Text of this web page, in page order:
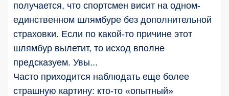
получается, что спортсмен висит на одном-
единственном шлямбуре без дополнительной
страховки. Если по какой-то причине этот
шлямбур вылетит, то исход вполне
предсказуем. Увы...
Часто приходится наблюдать еще более
страшную картину: кто-то «опытный»